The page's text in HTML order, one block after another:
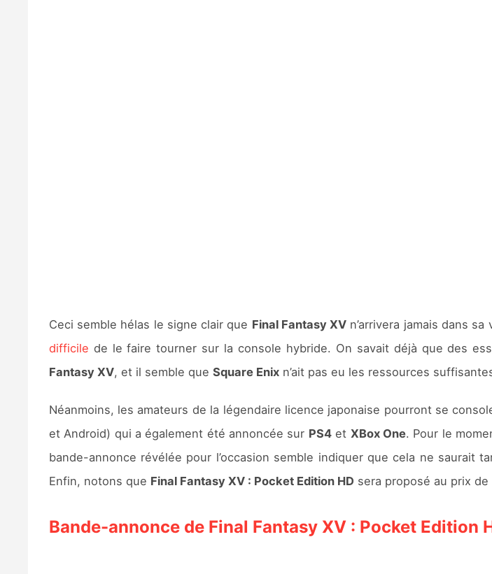
Ceci semble hélas le signe clair que Final Fantasy XV n’arrivera jamais dans
difficile de le faire tourner sur la console hybride. On savait déjà que des
Fantasy XV, et il semble que Square Enixn’ait pas eu les ressources
Néanmoins, les amateurs de la légendaire licence japonaise pourront se
et Android) qui a également été annoncée sur PS4et XBox One. Pour le
bande-annonce révélée pour l’occasion semble indiquer que cela ne
Enfin, notons que Final Fantasy XV : Pocket Edition HD sera proposé au prix de
Bande-annonce de Final Fantasy XV : Pocket Edition